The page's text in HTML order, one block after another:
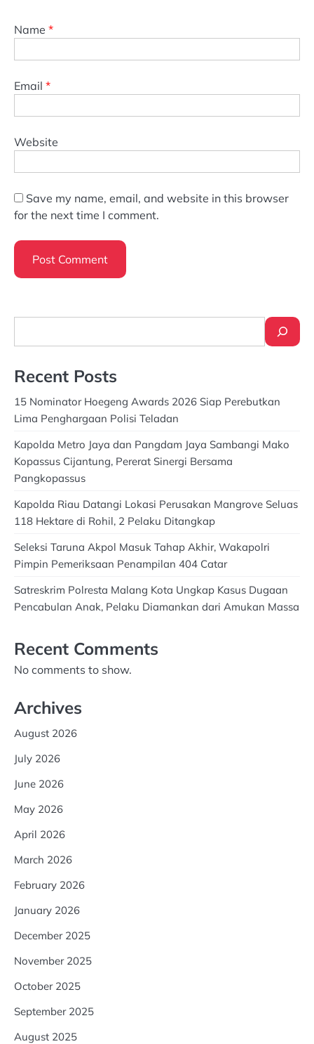
Name *
Email *
Website
Save my name, email, and website in this browser
for the next time I comment.
Recent Posts
15 Nominator Hoegeng Awards 2026 Siap Perebutkan
Lima Penghargaan Polisi Teladan
Kapolda Metro Jaya dan Pangdam Jaya Sambangi Mako
Kopassus Cijantung, Pererat Sinergi Bersama
Pangkopassus
Kapolda Riau Datangi Lokasi Perusakan Mangrove Seluas
118 Hektare di Rohil, 2 Pelaku Ditangkap
Seleksi Taruna Akpol Masuk Tahap Akhir, Wakapolri
Pimpin Pemeriksaan Penampilan 404 Catar
Satreskrim Polresta Malang Kota Ungkap Kasus Dugaan
Pencabulan Anak, Pelaku Diamankan dari Amukan Massa
Recent Comments
No comments to show.
Archives
August 2026
July 2026
June 2026
May 2026
April 2026
March 2026
February 2026
January 2026
December 2025
November 2025
October 2025
September 2025
August 2025